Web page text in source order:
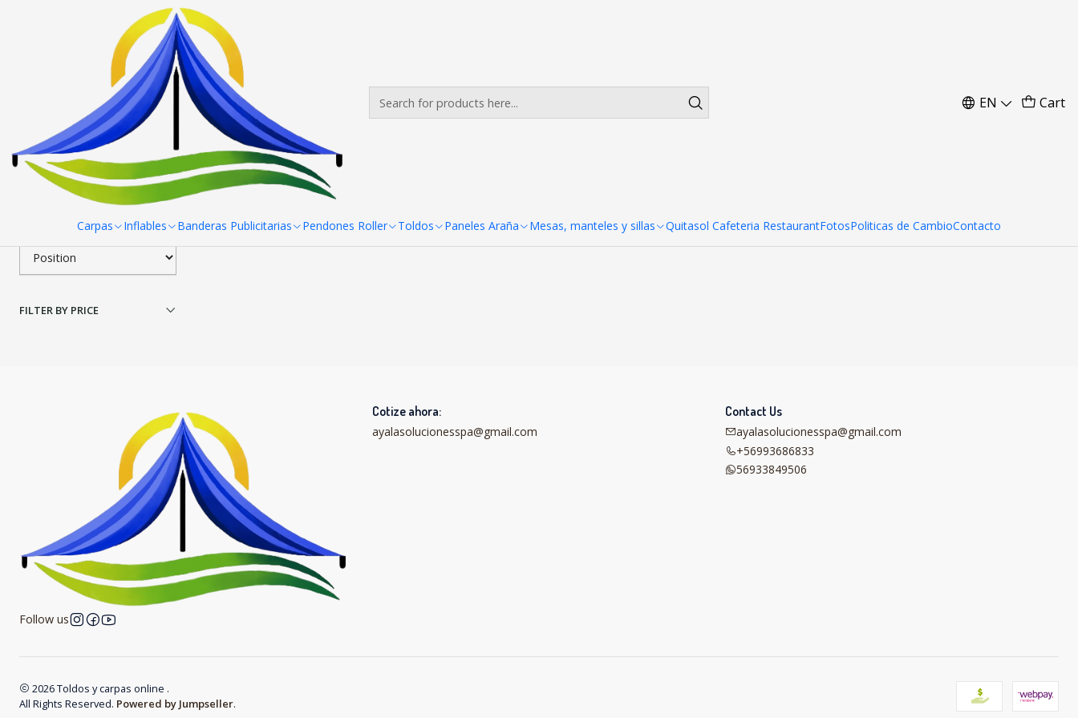
EN Cart
Carpas Inflables Banderas Publicitarias Pendones Roller Toldos Paneles Araña Mesas, manteles y sillas Quitasol Cafeteria RestaurantFotosPoliticas de CambioContacto
Cenefa de Toldos 3x4,5 mt
Cenefa de Toldos 3x4,5 mt
Filter products
1-1 of 1 products
Apply filters
FILTER BY PRICE
|Fabricación Nacional
Cenefas para Toldos 3x4,5 mt
Follow us
Cotize ahora:
ayalasolucionesspa@gmail.com
Contact Us
ayalasolucionesspa@gmail.com
+56993686833
56933849506
2026 Toldos y carpas online .
All Rights Reserved. Powered by Jumpseller.